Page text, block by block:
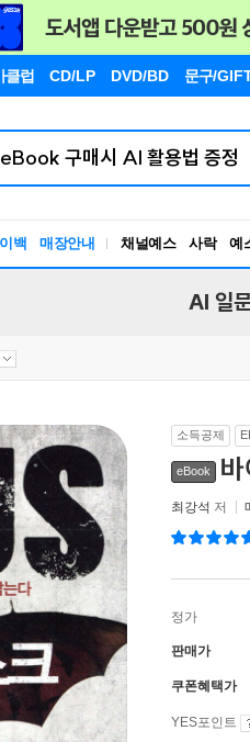
클럽 CD/LP DVD/BD 문구/
백 매장안내 채널예스 사락 예
AI 일
소득공제
eBook
최강석 저
정가
판매가
쿠폰혜택가
YES포인트